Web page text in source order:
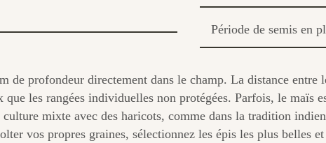
Période de semis en
de profondeur directement dans le champ. La distance entre
que les rangées individuelles non protégées. Parfois, le maïs
mixte avec des haricots, comme dans la tradition
vos propres graines, sélectionnez les épis les plus belles